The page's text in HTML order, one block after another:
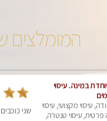
המומלצים
במינה. עיסוי
עיסוי מקצועי, עיסוי
פרטית, עיסוי טנטרה,
שני כוכבים